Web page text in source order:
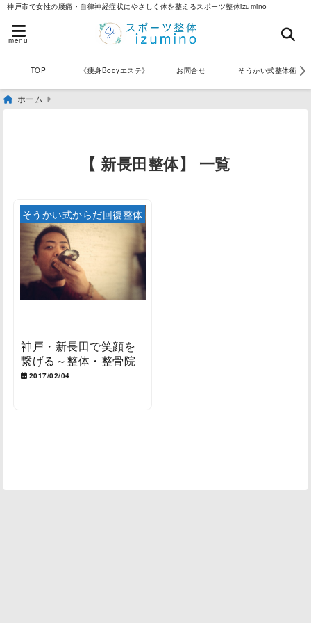
神戸市で女性の腰痛・自律神経症状にやさしく体を整えるスポーツ整体izumino
menu
TOP 《痩身Bodyエステ》 お問合せ そうかい式整体術
ホーム
【 新長田整体】 一覧
そうかい式からだ回復整体
神戸・新長田で笑顔を
繋げる～整体・整骨院
2017/02/04